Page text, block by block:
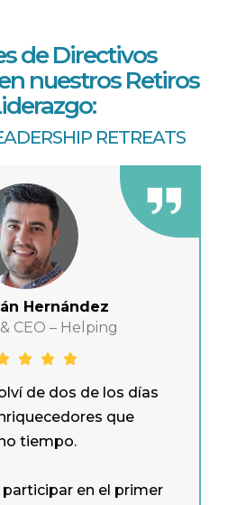
de Directivos
nuestros Retiros
RETREATS
Hernández
CEO – Helping
de dos de los días
que
tiempo.
en el primer